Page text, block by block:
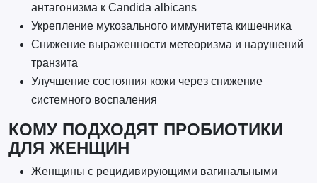
антагонизма к Candida albicans
Укрепление мукозального иммунитета кишечника
Снижение выраженности метеоризма и нарушений
транзита
Улучшение состояния кожи через снижение
системного воспаления
КОМУ ПОДХОДЯТ ПРОБИОТИКИ
ДЛЯ ЖЕНЩИН
Женщины с рецидивирующими вагинальными